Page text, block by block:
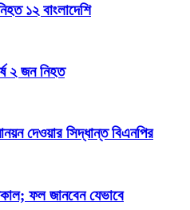
১২ বাংলাদেশি
২ জন নিহত
দেওয়ার সিদ্ধান্ত বিএনপির
ফল জানবেন যেভাবে